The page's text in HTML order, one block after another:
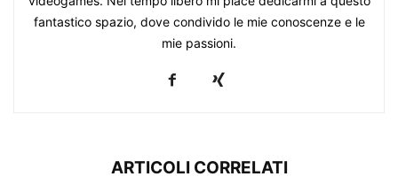
fantastico spazio, dove condivido le mie conoscenze e le
mie passioni.
ARTICOLI CORRELATI